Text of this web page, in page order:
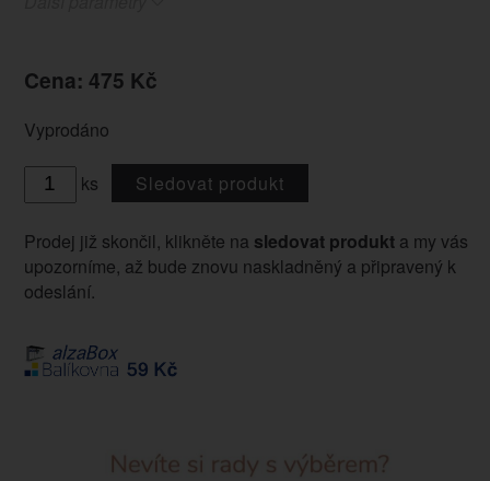
Cena: 475 Kč
Vyprodáno
ks Sledovat produkt
Prodej již skončil, klikněte na sledovat produkta my vás
upozorníme, až bude znovu naskladněný a připravený k
odeslání.